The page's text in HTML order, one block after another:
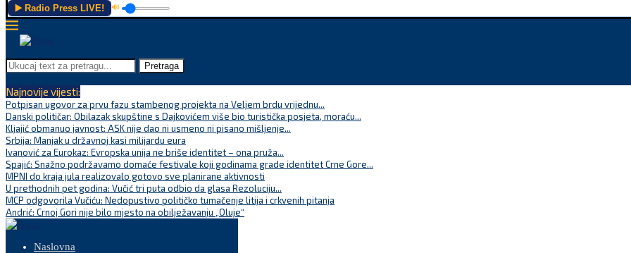
▶️ Radio Press LIVE! 🔊
Pretraga
Najnovije vijesti:
Potpisan ugovor za prvu fazu stambenog projekta na Veljem brdu vrijednu...
Danski političar: Obilazak skupštine s Dajkovićem više bio turistička posjeta, moraću...
Kljajić obmanuo javnost: ASK nije dao ni usmeno ni pisano mišljenje...
Srbija: Manjak u državnoj kasi milijardu eura
Ivanović za Eurokaz: Evropska unija ne briše identitet – ona pruža...
Spajić: Snažno podržavamo domaće festivale koji godinama grade identitet Crne Gore...
MPNI do kraja jula realizovalo gotovo sve planirane aktivnosti
U prethodnih pet godina: Vučić tri puta odbio da glasa Rezoluciju...
MCP odgovorila Vučiću: Nedopustivo političko tumačenje litija i crkvenih pitanja
Andrić: Crnoj Gori nije bilo mjesto na obilježavanju „Oluje“
Naslovna